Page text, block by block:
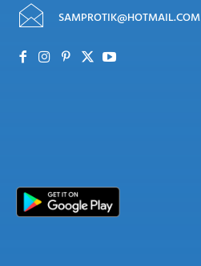
SAMPROTIK@HOTMAIL.COM